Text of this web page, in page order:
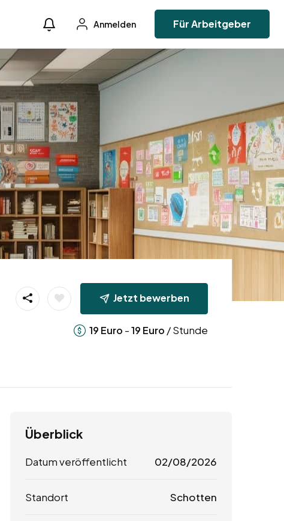
Anmelden Für Arbeitgeber
Jetzt bewerben
19 Euro -19 Euro / Stunde
Überblick
Datum veröffentlicht 02/08/2026
Standort Schotten